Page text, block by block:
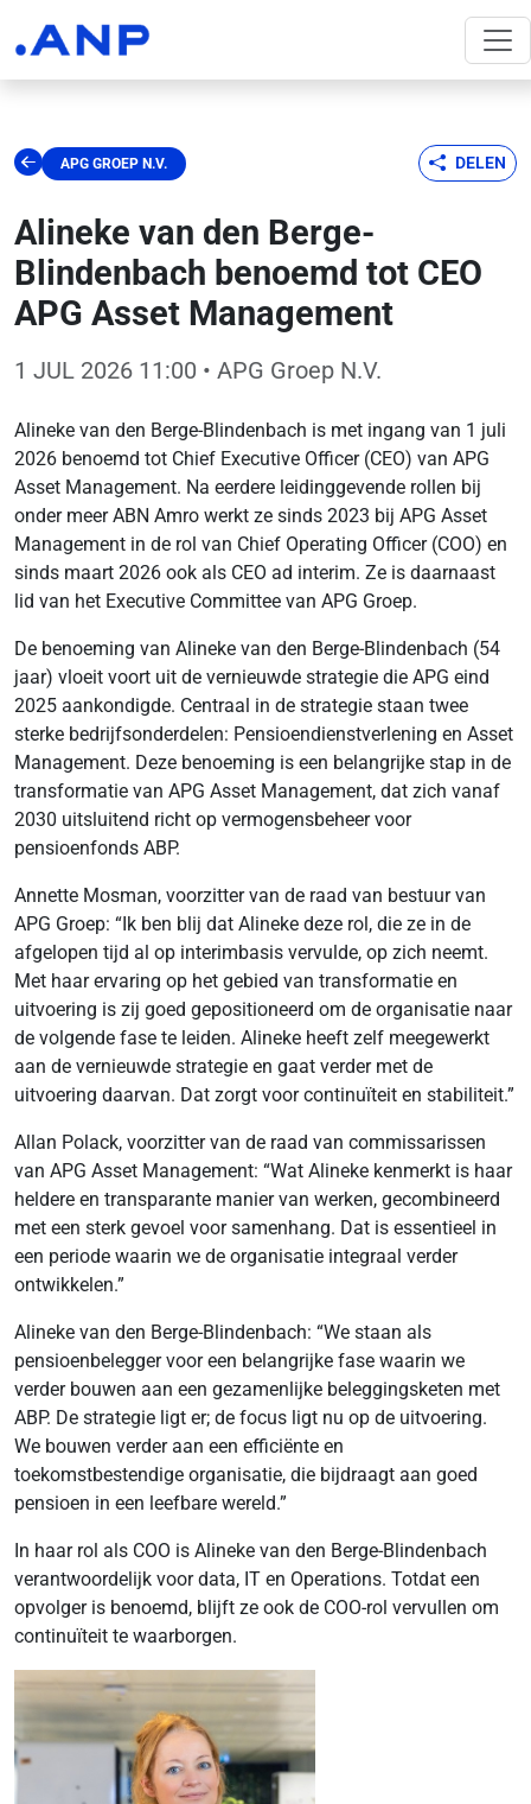
APG GROEP N.V. DELEN
Alineke van den Berge-
Blindenbach benoemd tot CEO
APG Asset Management
1 JUL 2026 11:00 • APG Groep N.V.
Alineke van den Berge-Blindenbach is met ingang van 1 juli
2026 benoemd tot Chief Executive Officer (CEO) van APG
Asset Management. Na eerdere leidinggevende rollen bij
onder meer ABN Amro werkt ze sinds 2023 bij APG Asset
Management in de rol van Chief Operating Officer (COO) en
sinds maart 2026 ook als CEO ad interim. Ze is daarnaast
lid van het Executive Committee van APG Groep.
De benoeming van Alineke van den Berge-Blindenbach (54
jaar) vloeit voort uit de vernieuwde strategie die APG eind
2025 aankondigde. Centraal in de strategie staan twee
sterke bedrijfsonderdelen: Pensioendienstverlening en Asset
Management. Deze benoeming is een belangrijke stap in de
transformatie van APG Asset Management, dat zich vanaf
2030 uitsluitend richt op vermogensbeheer voor
pensioenfonds ABP.
Annette Mosman, voorzitter van de raad van bestuur van
APG Groep: “Ik ben blij dat Alineke deze rol, die ze in de
afgelopen tijd al op interimbasis vervulde, op zich neemt.
Met haar ervaring op het gebied van transformatie en
uitvoering is zij goed gepositioneerd om de organisatie naar
de volgende fase te leiden. Alineke heeft zelf meegewerkt
aan de vernieuwde strategie en gaat verder met de
uitvoering daarvan. Dat zorgt voor continuïteit en stabiliteit.”
Allan Polack, voorzitter van de raad van commissarissen
van APG Asset Management: “Wat Alineke kenmerkt is haar
heldere en transparante manier van werken, gecombineerd
met een sterk gevoel voor samenhang. Dat is essentieel in
een periode waarin we de organisatie integraal verder
ontwikkelen.”
Alineke van den Berge-Blindenbach: “We staan als
pensioenbelegger voor een belangrijke fase waarin we
verder bouwen aan een gezamenlijke beleggingsketen met
ABP. De strategie ligt er; de focus ligt nu op de uitvoering.
We bouwen verder aan een efficiënte en
toekomstbestendige organisatie, die bijdraagt aan goed
pensioen in een leefbare wereld.”
In haar rol als COO is Alineke van den Berge-Blindenbach
verantwoordelijk voor data, IT en Operations. Totdat een
opvolger is benoemd, blijft ze ook de COO-rol vervullen om
continuïteit te waarborgen.